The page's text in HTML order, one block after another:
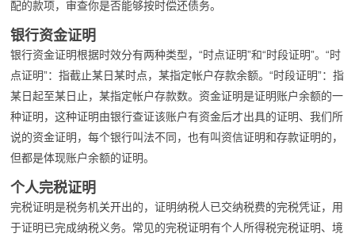
配的款项，审查你是否能够按时偿还债务。
银行资金证明
银行资金证明根据时效分有两种类型，“时点证明”和“时段证明”。“时
点证明”：指截止某日某时点，某指定帐户存款余额。“时段证明”：指
某日起至某日止，某指定帐户存款数。资金证明是证明账户余额的一
种证明，这种证明由银行查证该账户有资金后才出具的证明、我们所
说的资金证明，每个银行叫法不同，也有叫资信证明和存款证明的，
但都是体现账户余额的证明。
个人完税证明
完税证明是税务机关开出的，证明纳税人已交纳税费的完税凭证，用
于证明已完成纳税义务。常见的完税证明有个人所得税完税证明、境